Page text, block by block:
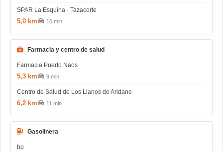
SPAR La Esquina · Tazacorte
5,0 km 10 min
Farmacia y centro de salud
Farmacia Puerto Naos
5,3 km 9 min
Centro de Salud de Los Llanos de Aridane
6,2 km 11 min
Gasolinera
bp